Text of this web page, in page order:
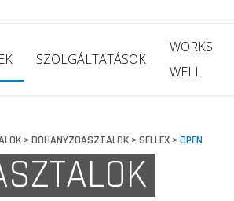
SZOLGÁLTATÁSOK
WORKS
WELL
>DOHANYZOASZTALOK>SELLEX>OPEN